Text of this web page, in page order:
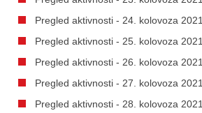
Pregled aktivnosti - 24. kolovoza 2021.
Pregled aktivnosti - 25. kolovoza 2021.
Pregled aktivnosti - 26. kolovoza 2021.
Pregled aktivnosti - 27. kolovoza 2021.
Pregled aktivnosti - 28. kolovoza 2021.